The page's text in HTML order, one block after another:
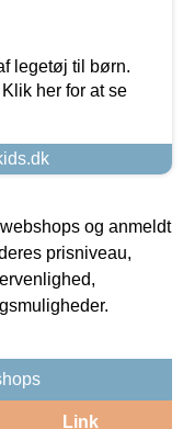
legetøj til børn.
her for at se
og anmeldt
prisniveau,
Link